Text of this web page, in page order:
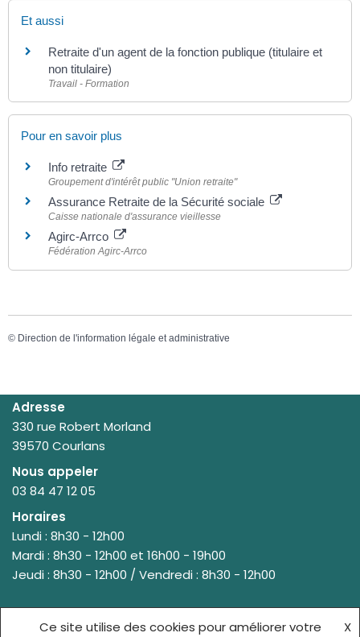
Et aussi
Retraite d'un agent de la fonction publique (titulaire et
non titulaire)
Travail - Formation
Pour en savoir plus
Info retraite
Groupement d'intérêt public "Union retraite"
Assurance Retraite de la Sécurité sociale
Caisse nationale d'assurance vieillesse
Agirc-Arrco
Fédération Agirc-Arrco
© Direction de l'information légale et administrative
Adresse
330 rue Robert Morland
39570 Courlans
Nous appeler
03 84 47 12 05
Horaires
Lundi : 8h30 - 12h00
Mardi : 8h30 - 12h00 et 16h00 - 19h00
Jeudi : 8h30 - 12h00 / Vendredi : 8h30 - 12h00
Ce site utilise des cookies pour améliorer votre X